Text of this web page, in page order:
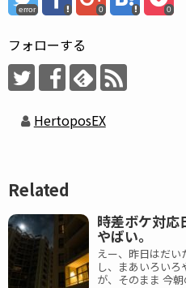
error 0 0
フォローする
HertoposEX
Related
時差ボケ対
やばい。
えー、昨日はだい
し、まあいろい
が、そのまま 今